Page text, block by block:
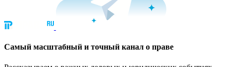
Cамый масштабный и точный канал о праве